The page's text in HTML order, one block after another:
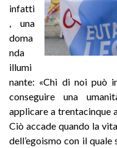
infatti
, una
doma
nda
illumi
nante: «Chi di noi può
conseguire una
applicare a trentacinque
Ciò accade quando la
dell’egoismo con il